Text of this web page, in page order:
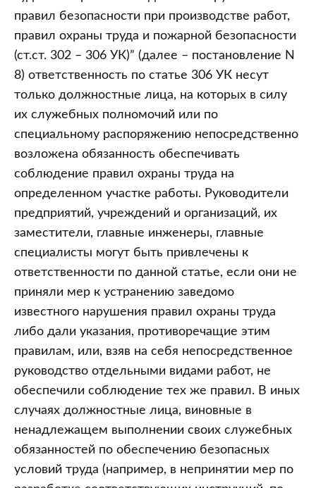
правил безопасности при производстве работ,
правил охраны труда и пожарной безопасности
(ст.ст. 302 – 306 УК)” (далее – постановление N
8) ответственность по статье 306 УК несут
только должностные лица, на которых в силу
их служебных полномочий или по
специальному распоряжению непосредственно
возложена обязанность обеспечивать
соблюдение правил охраны труда на
определенном участке работы. Руководители
предприятий, учреждений и организаций, их
заместители, главные инженеры, главные
специалисты могут быть привлечены к
ответственности по данной статье, если они не
приняли мер к устранению заведомо
известного нарушения правил охраны труда
либо дали указания, противоречащие этим
правилам, или, взяв на себя непосредственное
руководство отдельными видами работ, не
обеспечили соблюдение тех же правил. В иных
случаях должностные лица, виновные в
ненадлежащем выполнении своих служебных
обязанностей по обеспечению безопасных
условий труда (например, в непринятии мер по